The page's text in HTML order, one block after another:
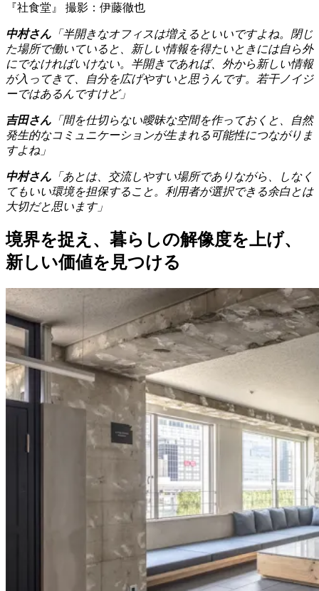
『社食堂』 撮影：伊藤徹也
中村さん 「半開きなオフィスは増えるといいですよね。閉じ
た場所で働いていると、新しい情報を得たいときには自ら外
にでなければいけない。半開きであれば、外から新しい情報
が入ってきて、自分を広げやすいと思うんです。若干ノイジ
ーではあるんですけど」
吉田さん 「間を仕切らない曖昧な空間を作っておくと、自然
発生的なコミュニケーションが生まれる可能性につながりま
すよね」
中村さん 「あとは、交流しやすい場所でありながら、しなく
てもいい環境を担保すること。利用者が選択できる余白とは
大切だと思います」
境界を捉え、暮らしの解像度を上げ、
新しい価値を見つける